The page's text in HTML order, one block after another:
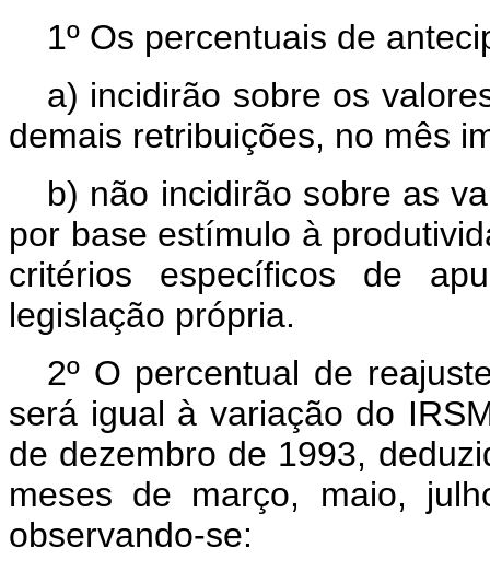
1º Os percentuais de
a) incidirão sobre os
demais retribuições, no mês
b) não incidirão sobre as
por base estímulo à
critérios específicos de
legislação própria.
2º O percentual de
será igual à variação do
de dezembro de 1993,
meses de março, maio,
observando-se: